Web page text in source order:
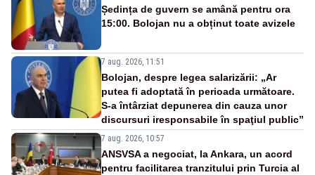
Ședința de guvern se amână pentru ora
15:00. Bolojan nu a obținut toate avizele
7 aug. 2026, 11:51
Bolojan, despre legea salarizării: „Ar
putea fi adoptată în perioada următoare.
S-a întârziat depunerea din cauza unor
discursuri iresponsabile în spaţiul public”
7 aug. 2026, 10:57
ANSVSA a negociat, la Ankara, un acord
pentru facilitarea tranzitului prin Turcia al